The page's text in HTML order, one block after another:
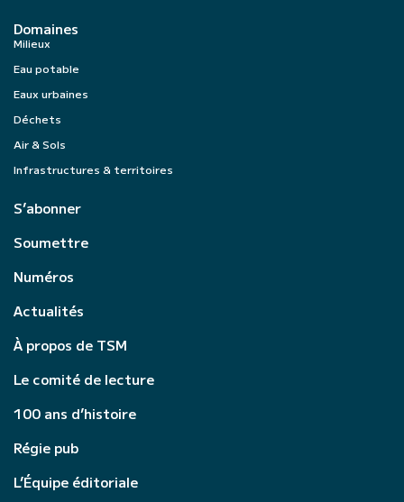
Domaines
Milieux
Eau potable
Eaux urbaines
Déchets
Air & Sols
Infrastructures & territoires
S’abonner
Soumettre
Numéros
Actualités
À propos de TSM
Le comité de lecture
100 ans d’histoire
Régie pub
L’Équipe éditoriale